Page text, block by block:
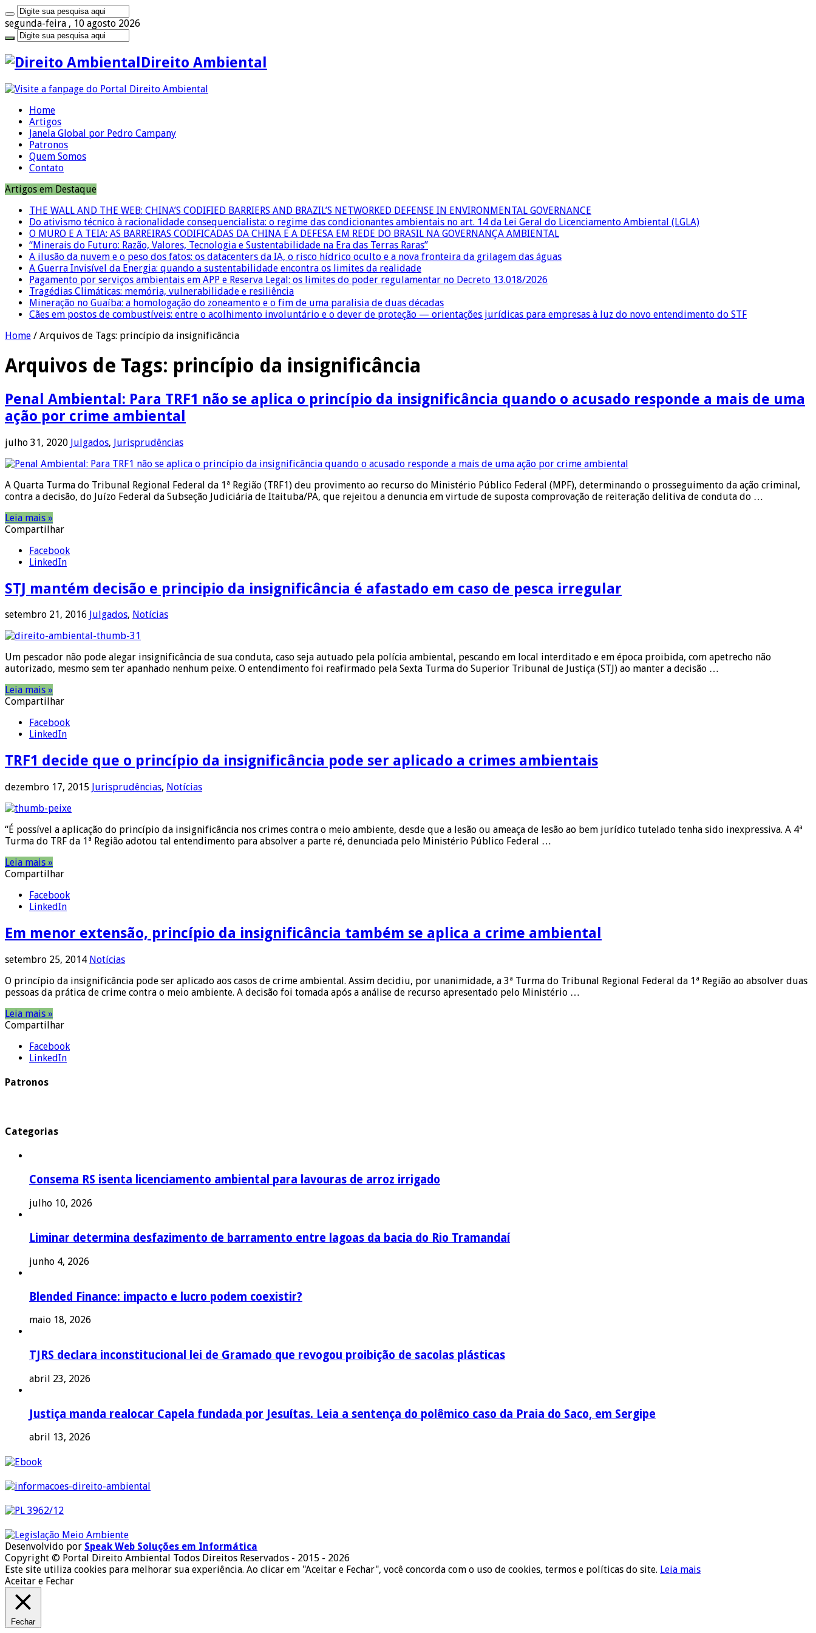
segunda-feira , 10 agosto 2026
Direito Ambiental
Home
Artigos
Janela Global por Pedro Campany
Patronos
Quem Somos
Contato
Artigos em Destaque
THE WALL AND THE WEB: CHINA’S CODIFIED BARRIERS AND BRAZIL’S NETWORKED DEFENSE IN ENVIRONMENTAL GOVERNANCE
Do ativismo técnico à racionalidade consequencialista: o regime das condicionantes ambientais no art. 14 da Lei Geral do Licenciamento Ambiental (LGLA)
O MURO E A TEIA: AS BARREIRAS CODIFICADAS DA CHINA E A DEFESA EM REDE DO BRASIL NA GOVERNANÇA AMBIENTAL
“Minerais do Futuro: Razão, Valores, Tecnologia e Sustentabilidade na Era das Terras Raras”
A ilusão da nuvem e o peso dos fatos: os datacenters da IA, o risco hídrico oculto e a nova fronteira da grilagem das águas
A Guerra Invisível da Energia: quando a sustentabilidade encontra os limites da realidade
Pagamento por serviços ambientais em APP e Reserva Legal: os limites do poder regulamentar no Decreto 13.018/2026
Tragédias Climáticas: memória, vulnerabilidade e resiliência
Mineração no Guaíba: a homologação do zoneamento e o fim de uma paralisia de duas décadas
Cães em postos de combustíveis: entre o acolhimento involuntário e o dever de proteção — orientações jurídicas para empresas à luz do novo entendimento do STF
Home / Arquivos de Tags: princípio da insignificância
Arquivos de Tags: princípio da insignificância
Penal Ambiental: Para TRF1 não se aplica o princípio da insignificância quando o acusado responde a mais de uma
ação por crime ambiental
julho 31, 2020 Julgados, Jurisprudências
A Quarta Turma do Tribunal Regional Federal da 1ª Região (TRF1) deu provimento ao recurso do Ministério Público Federal (MPF), determinando o prosseguimento da ação criminal,
contra a decisão, do Juízo Federal da Subseção Judiciária de Itaituba/PA, que rejeitou a denuncia em virtude de suposta comprovação de reiteração delitiva de conduta do …
Leia mais »
Compartilhar
Facebook
LinkedIn
STJ mantém decisão e principio da insignificância é afastado em caso de pesca irregular
setembro 21, 2016 Julgados, Notícias
Um pescador não pode alegar insignificância de sua conduta, caso seja autuado pela polícia ambiental, pescando em local interditado e em época proibida, com apetrecho não
autorizado, mesmo sem ter apanhado nenhum peixe. O entendimento foi reafirmado pela Sexta Turma do Superior Tribunal de Justiça (STJ) ao manter a decisão …
Leia mais »
Compartilhar
Facebook
LinkedIn
TRF1 decide que o princípio da insignificância pode ser aplicado a crimes ambientais
dezembro 17, 2015 Jurisprudências, Notícias
“É possível a aplicação do princípio da insignificância nos crimes contra o meio ambiente, desde que a lesão ou ameaça de lesão ao bem jurídico tutelado tenha sido inexpressiva. A 4ª
Turma do TRF da 1ª Região adotou tal entendimento para absolver a parte ré, denunciada pelo Ministério Público Federal …
Leia mais »
Compartilhar
Facebook
LinkedIn
Em menor extensão, princípio da insignificância também se aplica a crime ambiental
setembro 25, 2014 Notícias
O princípio da insignificância pode ser aplicado aos casos de crime ambiental. Assim decidiu, por unanimidade, a 3ª Turma do Tribunal Regional Federal da 1ª Região ao absolver duas
pessoas da prática de crime contra o meio ambiente. A decisão foi tomada após a análise de recurso apresentado pelo Ministério …
Leia mais »
Compartilhar
Facebook
LinkedIn
Patronos
Categorias
Consema RS isenta licenciamento ambiental para lavouras de arroz irrigado
julho 10, 2026
Liminar determina desfazimento de barramento entre lagoas da bacia do Rio Tramandaí
junho 4, 2026
Blended Finance: impacto e lucro podem coexistir?
maio 18, 2026
TJRS declara inconstitucional lei de Gramado que revogou proibição de sacolas plásticas
abril 23, 2026
Justiça manda realocar Capela fundada por Jesuítas. Leia a sentença do polêmico caso da Praia do Saco, em Sergipe
abril 13, 2026
Desenvolvido por Speak Web Soluções em Informática
Copyright © Portal Direito Ambiental Todos Direitos Reservados - 2015 - 2026
Este site utiliza cookies para melhorar sua experiência. Ao clicar em "Aceitar e Fechar", você concorda com o uso de cookies, termos e políticas do site. Leia mais
Aceitar e Fechar
Fechar